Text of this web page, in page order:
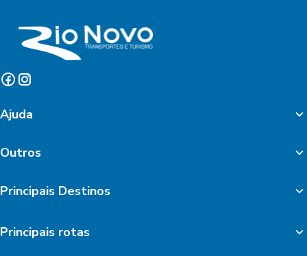
Ajuda
Outros
Principais Destinos
Principais rotas